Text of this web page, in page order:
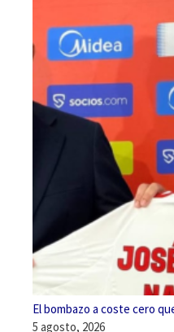
El bombazo a coste cero
5 agosto, 2026